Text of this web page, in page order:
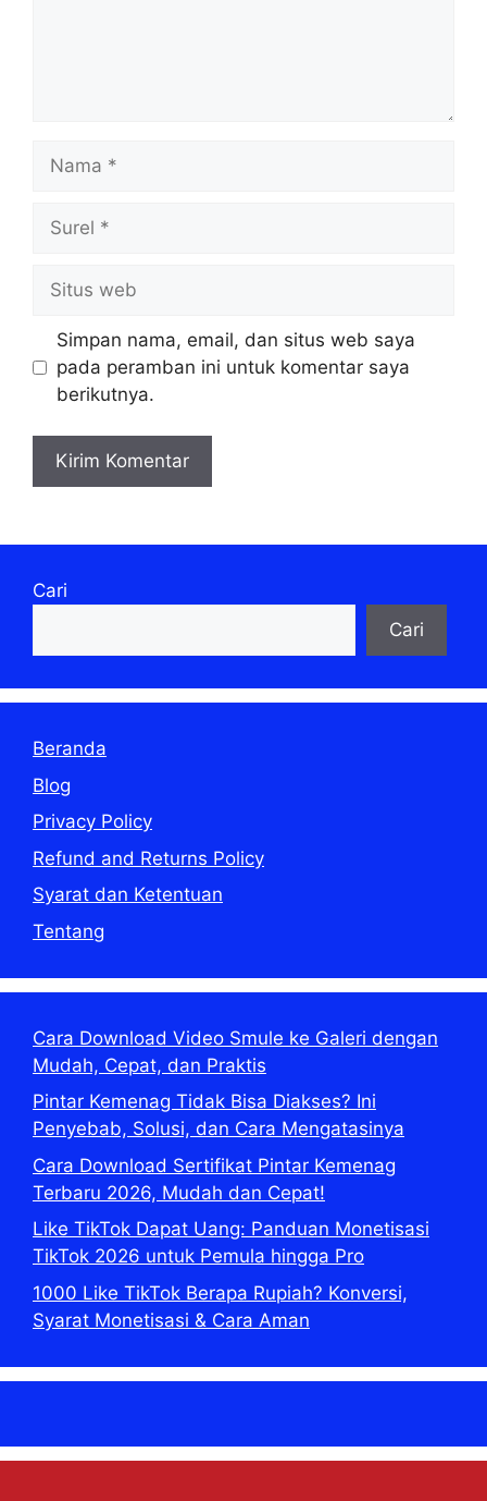
web
Simpan nama, email, dan situs web saya
pada peramban ini untuk komentar saya
berikutnya.
Cari
Cari
Beranda
Blog
Privacy Policy
Refund and Returns Policy
Syarat dan Ketentuan
Tentang
Cara Download Video Smule ke Galeri dengan
Mudah, Cepat, dan Praktis
Pintar Kemenag Tidak Bisa Diakses? Ini
Penyebab, Solusi, dan Cara Mengatasinya
Cara Download Sertifikat Pintar Kemenag
Terbaru 2026, Mudah dan Cepat!
Like TikTok Dapat Uang: Panduan Monetisasi
TikTok 2026 untuk Pemula hingga Pro
1000 Like TikTok Berapa Rupiah? Konversi,
Syarat Monetisasi & Cara Aman